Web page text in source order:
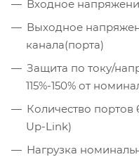
Входное
Выходное
канала(порта)
Защита по току/
115%-150% от
Количество портов
Up-Link)
Нагрузка